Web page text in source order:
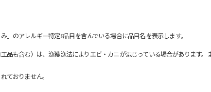
のアレルギー特定8品目を含んでいる場合に品目名を表示します。
も含む）は、漁獲漁法によりエビ・カニが混じっている場合があります。
ておりません。